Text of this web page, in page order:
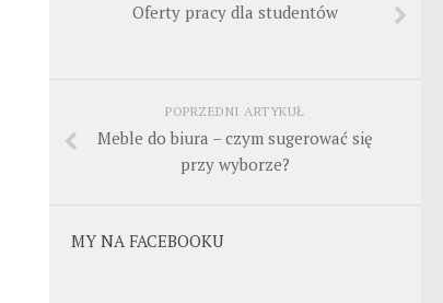
Oferty pracy dla studentów
POPRZEDNI ARTYKUŁ
Meble do biura – czym sugerować się
przy wyborze?
MY NA FACEBOOKU